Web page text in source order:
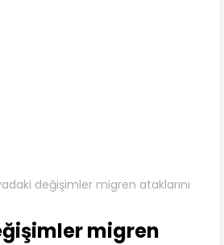
değişimler migren ataklarını
migren